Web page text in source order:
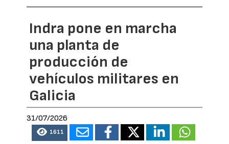
Indra pone en marcha
una planta de
producción de
vehículos militares en
Galicia
31/07/2026
1611